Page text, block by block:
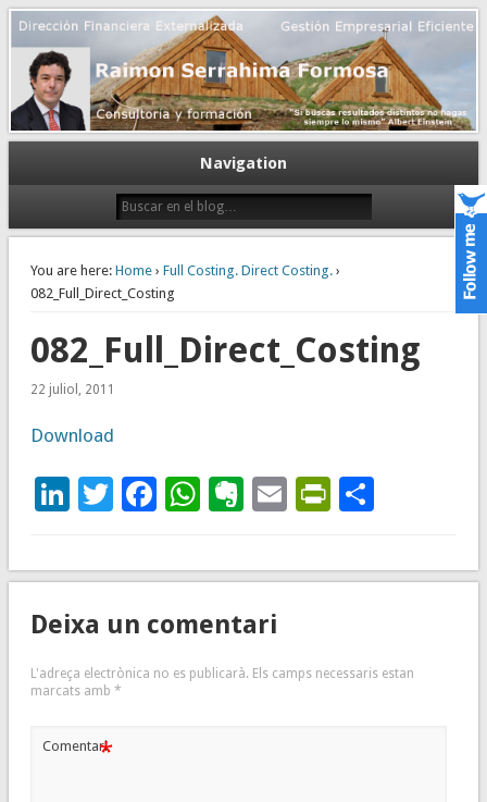
Dirección financiera de la PyME
Gestión empresarial eficiente. Dirección financiera externalizada.
Navigation
You are here: Home› Full Costing. Direct Costing.›
082_Full_Direct_Costing
082_Full_Direct_Costing
22 juliol, 2011
Download
LinkedIn
Twitter
Facebook
WhatsApp
Evernote
Email
Deixa un comentari
L'adreça electrònica no es publicarà. Els camps necessaris estan
marcats amb *
Comentari*